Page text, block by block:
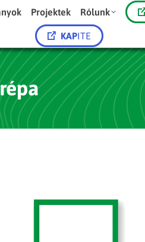
Projektek Rólunk
KAPITE